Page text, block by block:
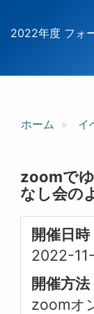
2022年度 フォ
ホーム イ
zoomで
なし会の
開催日時
2022-
開催方法
zoomオ